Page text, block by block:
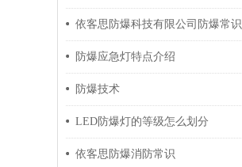
依客思防爆科技有限公司防爆常识
防爆应急灯特点介绍
防爆技术
LED防爆灯的等级怎么划分
依客思防爆消防常识